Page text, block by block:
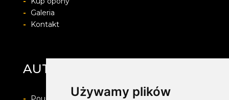
Używamy plików
-
Galeria
-
Kontakt
AUTO-PROTECT